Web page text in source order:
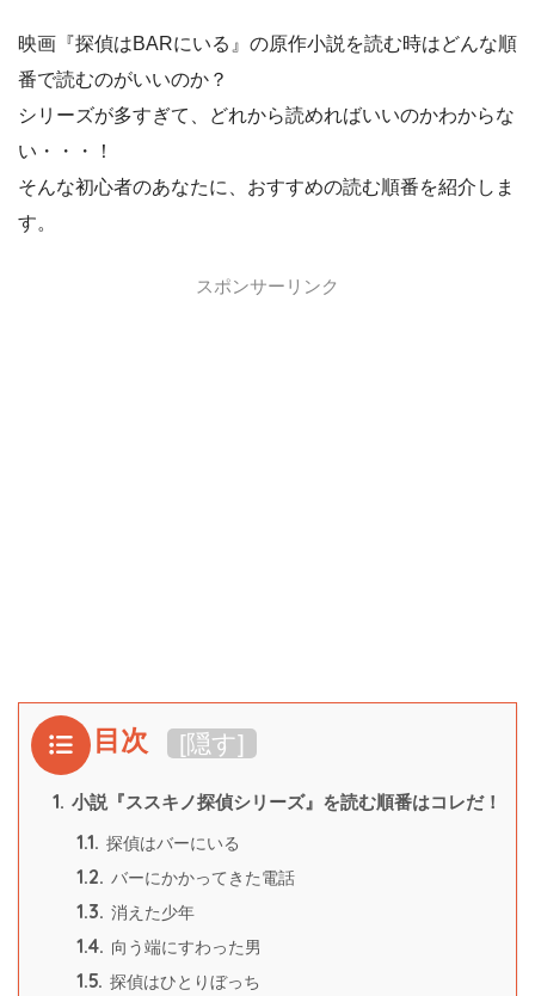
映画『探偵はBARにいる』の原作小説を読む時はどんな順
番で読むのがいいのか？
シリーズが多すぎて、どれから読めればいいのかわからな
い・・・！
そんな初心者のあなたに、おすすめの読む順番を紹介しま
す。
スポンサーリンク
目次 [隠す]
1. 小説『ススキノ探偵シリーズ』を読む順番はコレだ！
1.1. 探偵はバーにいる
1.2. バーにかかってきた電話
1.3. 消えた少年
1.4. 向う端にすわった男
1.5. 探偵はひとりぼっち